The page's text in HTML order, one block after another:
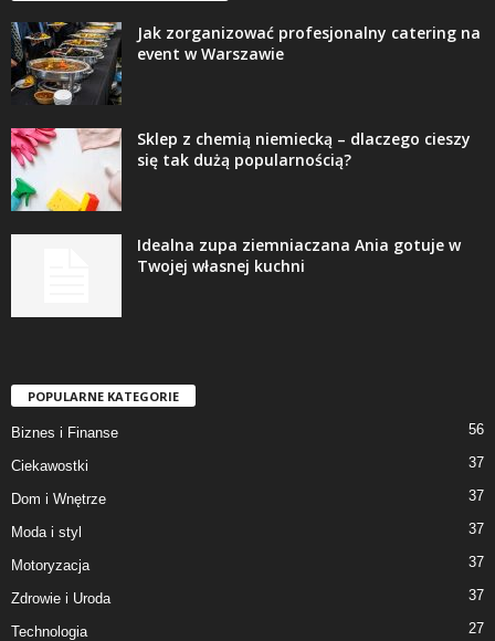
Jak zorganizować profesjonalny catering na
event w Warszawie
Sklep z chemią niemiecką – dlaczego cieszy
się tak dużą popularnością?
Idealna zupa ziemniaczana Ania gotuje w
Twojej własnej kuchni
POPULARNE KATEGORIE
Biznes i Finanse 56
Ciekawostki 37
Dom i Wnętrze 37
Moda i styl 37
Motoryzacja 37
Zdrowie i Uroda 37
Technologia 27